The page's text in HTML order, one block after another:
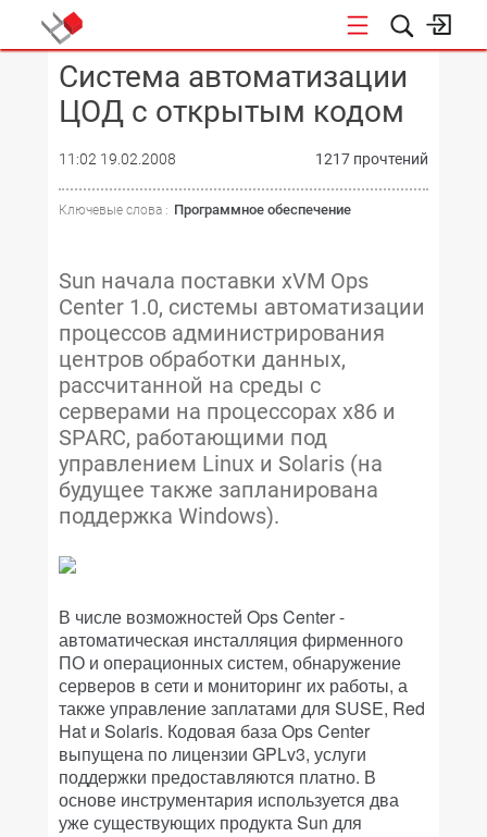
КОНФЕРЕНЦИИ
Система автоматизации
ЦОД с открытым кодом
11:02 19.02.2008 1217 прочтений
Ключевые слова : Программное обеспечение
Sun начала поставки xVM Ops
Center 1.0, системы автоматизации
процессов администрирования
центров обработки данных,
рассчитанной на среды с
серверами на процессорах x86 и
SPARC, работающими под
управлением Linux и Solaris (на
будущее также запланирована
поддержка Windows).
В числе возможностей Ops Center -
автоматическая инсталляция фирменного
ПО и операционных систем, обнаружение
серверов в сети и мониторинг их работы, а
также управление заплатами для SUSE, Red
Hat и Solaris. Кодовая база Ops Center
выпущена по лицензии GPLv3, услуги
поддержки предоставляются платно. В
основе инструментария используется два
уже существующих продукта Sun для